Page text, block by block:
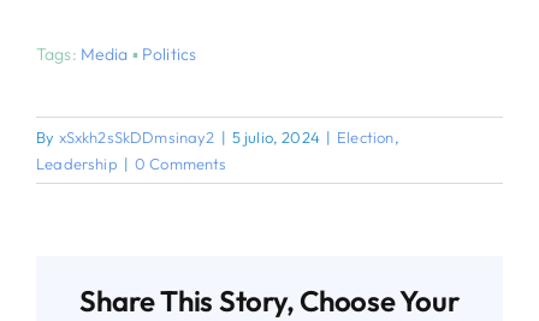
Tags: Media ▪ Politics
By xSxkh2sSkDDmsinay2 | 5 julio, 2024 | Election,
Leadership | 0 Comments
Share This Story, Choose Your